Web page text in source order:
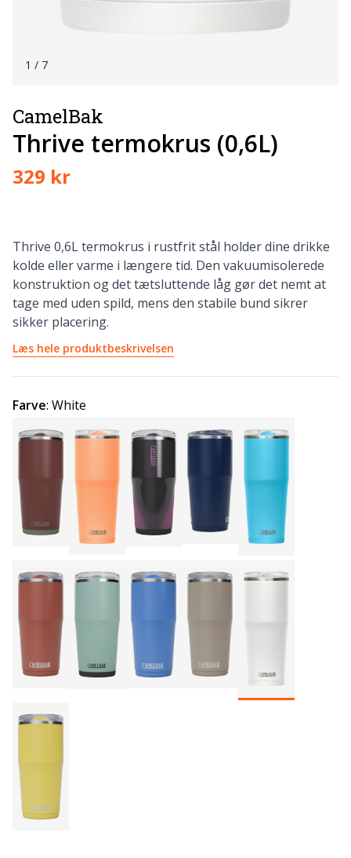
1 / 7
CamelBak
Thrive termokrus (0,6L)
329 kr
Thrive 0,6L termokrus i rustfrit stål holder dine drikke
kolde eller varme i længere tid. Den vakuumisolerede
konstruktion og det tætsluttende låg gør det nemt at
tage med uden spild, mens den stabile bund sikrer
sikker placering.
Læs hele produktbeskrivelsen
Farve: White